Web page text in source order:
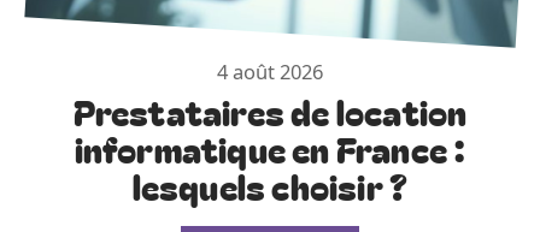
4 août 2026
Prestataires de location
informatique en France :
lesquels choisir ?